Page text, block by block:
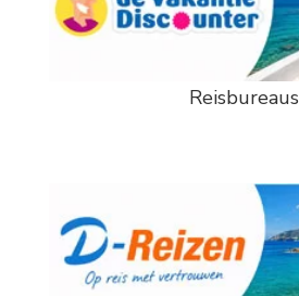
Reisbureaus